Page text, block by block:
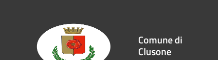
Comune di
Clusone